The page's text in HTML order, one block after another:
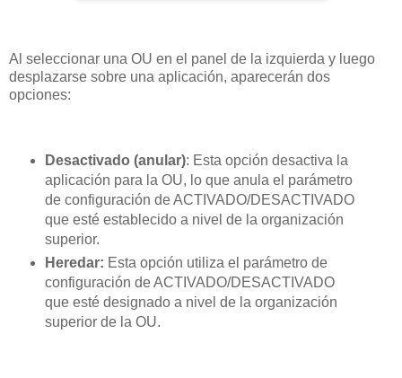
Al seleccionar una OU en el panel de la izquierda y luego
desplazarse sobre una aplicación, aparecerán dos
opciones:
Desactivado (anular): Esta opción desactiva la
aplicación para la OU, lo que anula el parámetro
de configuración de ACTIVADO/DESACTIVADO
que esté establecido a nivel de la organización
superior.
Heredar: Esta opción utiliza el parámetro de
configuración de ACTIVADO/DESACTIVADO
que esté designado a nivel de la organización
superior de la OU.